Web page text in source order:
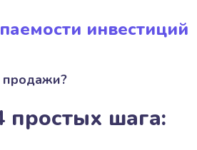
инвестиций
продажи?
простых шага: